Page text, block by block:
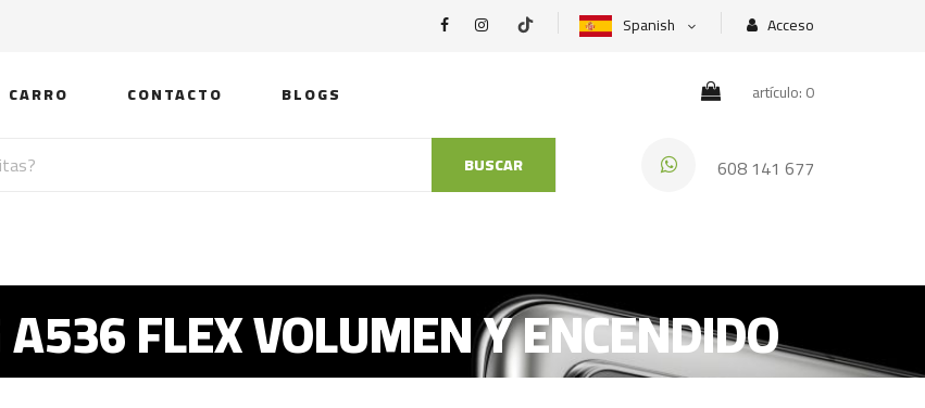
Spanish Acceso
CARRO CONTACTO BLOGS artículo: 0
BUSCAR 608 141 677
FLEX VOLUMEN Y ENCENDIDO